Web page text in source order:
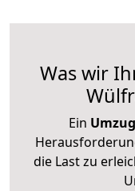
Was wir
Ein Umzug
die Last zu